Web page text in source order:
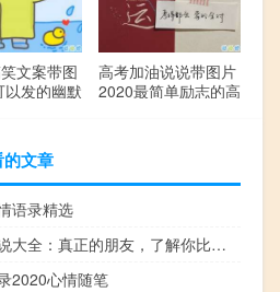
文案带图
以发的幽默
高考加油说说带图片
2020最简单励志的高
文章
语录精选
朋友说说大全：真正的朋友，了解你比你自己还要多
2020心情随笔